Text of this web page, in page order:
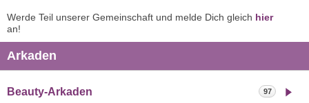
Werde Teil unserer Gemeinschaft und melde Dich gleich hier
an!
Arkaden
Beauty-Arkaden 97